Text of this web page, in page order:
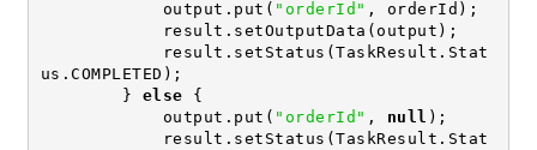
output.put( "orderId" , orderId);
result.setOutputData(output);
result.setStatus(TaskResult.Stat
us.COMPLETED);
} else {
output.put( "orderId" , null );
result.setStatus(TaskResult.Stat